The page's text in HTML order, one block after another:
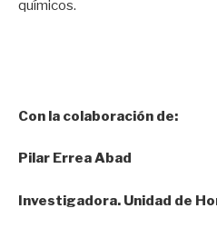
químicos.
Con la colaboración de:
Pilar Errea Abad
Investigadora. Unidad de